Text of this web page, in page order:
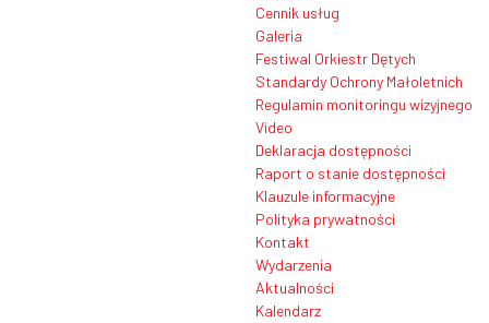
Cennik usług
Galeria
Festiwal Orkiestr Dętych
Standardy Ochrony Małoletnich
Regulamin monitoringu wizyjnego
Video
Deklaracja dostępności
Raport o stanie dostępności
Klauzule informacyjne
Polityka prywatności
Kontakt
Wydarzenia
Aktualności
Kalendarz